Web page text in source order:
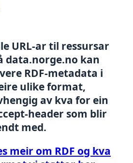
URL-ar til ressursar
data.norge.no kan
RDF-metadata i
ulike format,
av kva for ein
header som blir
med.
meir om RDF og kva